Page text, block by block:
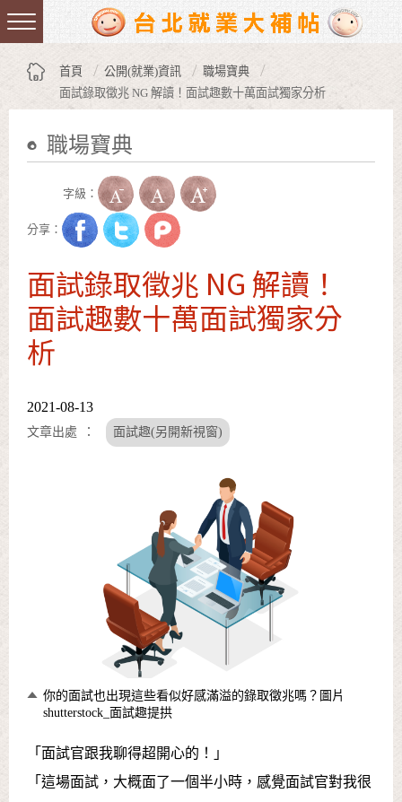
跳到主要內容區塊
:::
首頁 公開(就業)資訊
職場寶典
面試錄取徵兆 NG 解讀！面試趣數十萬面試獨家分析
職場寶典
字級：
分享：
面試錄取徵兆 NG 解讀！
面試趣數十萬面試獨家分
析
2021-08-13
文章出處 面試趣(另開新視窗)
你的面試也出現這些看似好感滿溢的錄取徵兆嗎？圖片
shutterstock_面試趣提拱
「面試官跟我聊得超開心的！」
「這場面試，大概面了一個半小時，感覺面試官對我很